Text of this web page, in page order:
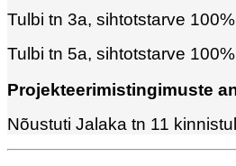
Tulbi tn 3a, sihtotstarve
Tulbi tn 5a, sihtotstarve
Projekteerimistingimuste
Nõustuti Jalaka tn 11